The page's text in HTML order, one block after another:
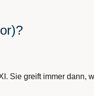
Sie greift immer dann,